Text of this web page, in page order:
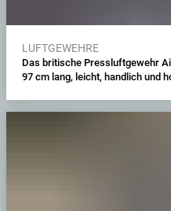
LUFTGEWEHRE
Das britische Pressluftgewehr
97 cm lang, leicht, handlich und